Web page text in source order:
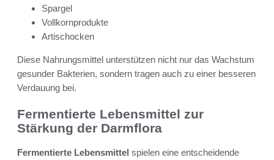
Spargel
Vollkornprodukte
Artischocken
Diese Nahrungsmittel unterstützen nicht nur das Wachstum
gesunder Bakterien, sondern tragen auch zu einer besseren
Verdauung bei.
Fermentierte Lebensmittel zur
Stärkung der Darmflora
Fermentierte Lebensmittel spielen eine entscheidende